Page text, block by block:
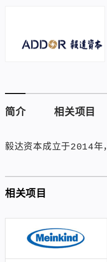
简介 相关项目
毅达资本成立于2014年
相关项目